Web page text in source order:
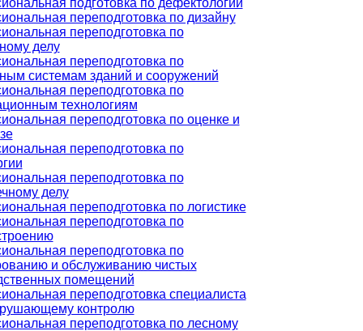
переподготовка по дизайну
переподготовка по
делу
переподготовка по
системам зданий и сооружений
переподготовка по
технологиям
переподготовка по оценке и
переподготовка по
переподготовка по
делу
переподготовка по логистике
переподготовка по
переподготовка по
и обслуживанию чистых
помещений
переподготовка специалиста
контролю
переподготовка по лесному